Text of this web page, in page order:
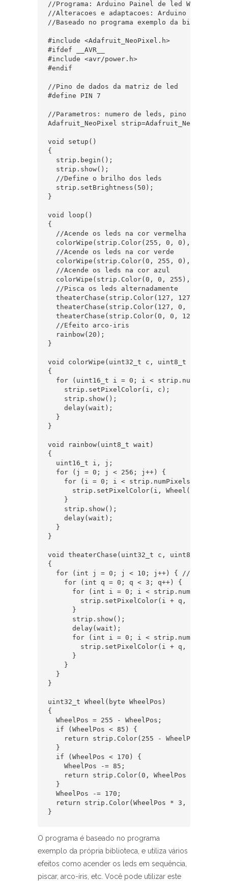
//Programa: Arduino Painel de led WS2812
//Alteracoes e adaptacoes: Arduino e Cia
//Baseado no programa exemplo da biblioeca
#include <Adafruit_NeoPixel.h>
#ifdef __AVR__
#include <avr/power.h>
#endif
//Pino de dados da matriz de led
#define PIN 7
//Parametros: numero de leds, pino de
Adafruit_NeoPixel
void setup()
{
  strip.begin();
  strip.show();
  //Define o brilho dos leds
  strip.setBrightness(50);
}
void loop()
{
  //Acende os leds na cor vermelha
  colorWipe(strip.Color(255, 0, 0), 20);
  //Acende os leds na cor verde
  colorWipe(strip.Color(0, 255, 0), 20);
  //Acende os leds na cor azul
  colorWipe(strip.Color(0, 0, 255), 20);
  //Pisca os leds alternadamente
theaterChase(strip.Color(127, 127, 127),
theaterChase(strip.Color(127, 0, 0), 50);
theaterChase(strip.Color(0, 0, 127), 50);
  //Efeito arco-iris
  rainbow(20);
}
void colorWipe(uint32_t c, uint8_t wait)
{
for (uint16_t i = 0; i <
    strip.setPixelColor(i, c);
    strip.show();
    delay(wait);
  }
}
void rainbow(uint8_t wait)
{
  uint16_t i, j;
  for (j = 0; j < 256; j++) {
for (i = 0; i < strip.numPixels(); i++)
strip.setPixelColor(i, Wheel((i + j)
    }
    strip.show();
    delay(wait);
  }
}
void theaterChase(uint32_t c, uint8_t wait)
{
for (int j = 0; j < 10; j++) { //do 10
    for (int q = 0; q < 3; q++) {
for (int i = 0; i <
strip.setPixelColor(i + q, c);  //
      }
      strip.show();
      delay(wait);
for (int i = 0; i <
strip.setPixelColor(i + q, 0);
      }
    }
  }
}
uint32_t Wheel(byte WheelPos)
{
  WheelPos = 255 - WheelPos;
  if (WheelPos < 85) {
return strip.Color(255 - WheelPos * 3,
  }
  if (WheelPos < 170) {
    WheelPos -= 85;
return strip.Color(0, WheelPos * 3, 255
  }
  WheelPos -= 170;
return strip.Color(WheelPos * 3, 255 -
}
O programa é baseado no programa
exemplo da própria biblioteca, e utiliza vários
efeitos como acender os leds em sequência,
piscar, arco-íris, etc. Você pode utilizar este